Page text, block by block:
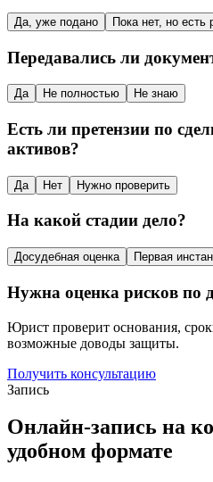
Да, уже подано Пока нет, но есть
Передавались ли
Да Не полностью Не знаю
Есть ли претензии по
активов?
Да Нет Нужно проверить
На какой стадии дело?
Досудебная оценка Первая
Нужна оценка рисков по
Юрист проверит основания,
возможные доводы защиты.
Получить консультацию
Запись
Онлайн-запись на
удобном формате